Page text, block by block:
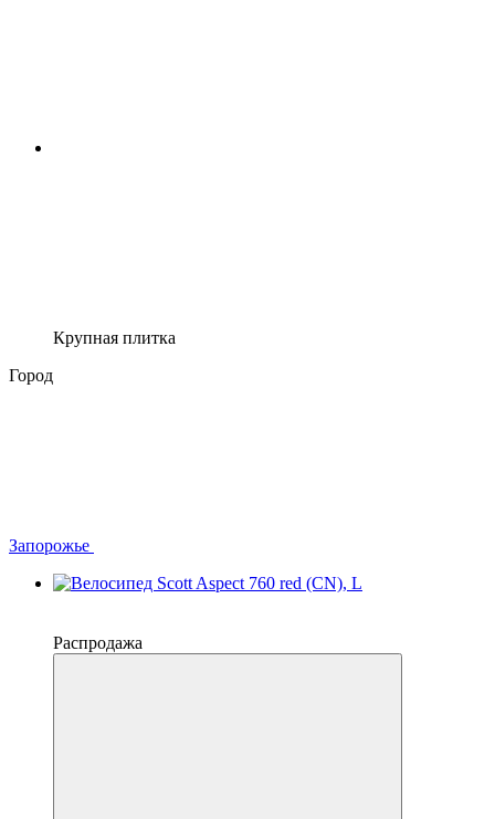
Крупная плитка
Город
Запорожье
Распродажа